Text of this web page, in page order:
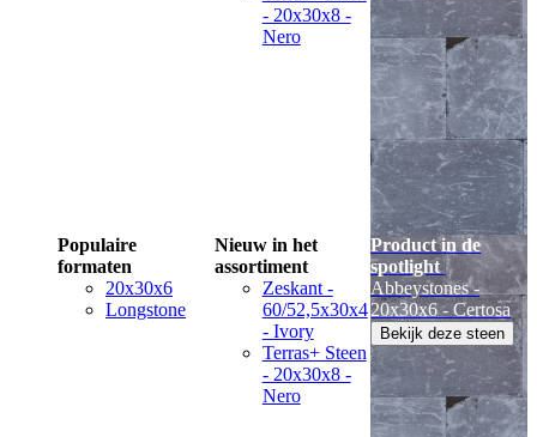
- 20x30x8 -
Nero
Populaire
formaten
20x30x6
Longstone
Nieuw in het
assortiment
Zeskant -
60/52,5x30x4
- Ivory
Terras+ Steen
- 20x30x8 -
Nero
Product in de
spotlight
Abbeystones -
20x30x6 - Certosa
Bekijk deze steen